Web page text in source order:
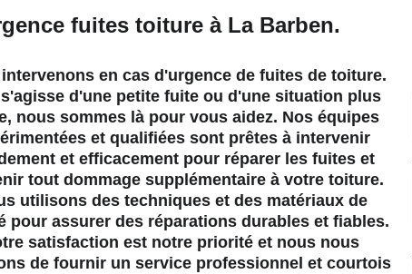
fuites toiture à La Barben.
en cas d'urgence de fuites de toiture.
d'une petite fuite ou d'une situation plus
nous sommes là pour vous aidez. Nos équipes
et qualifiées sont prêtes à intervenir
et efficacement pour réparer les fuites et
tout dommage supplémentaire à votre toiture.
utilisons des techniques et des matériaux de
pour assurer des réparations durables et fiables.
satisfaction est notre priorité et nous nous
de fournir un service professionnel et courtois